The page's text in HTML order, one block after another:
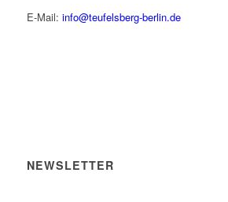
E-Mail: info@teufelsberg-berlin.de
NEWSLETTER